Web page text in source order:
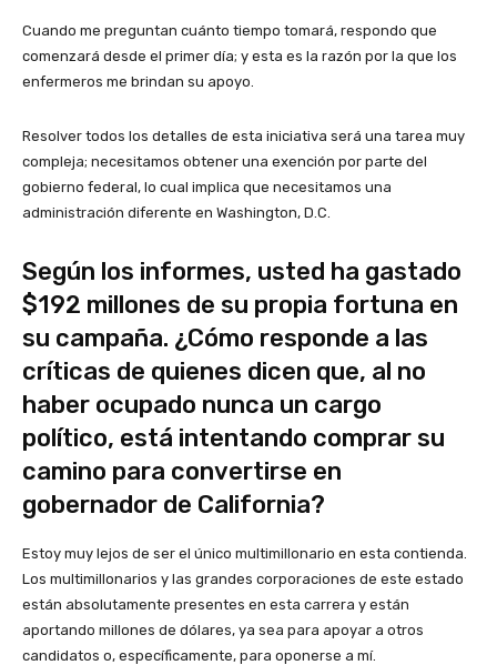
Cuando me preguntan cuánto tiempo tomará, respondo que
comenzará desde el primer día; y esta es la razón por la que los
enfermeros me brindan su apoyo.
Resolver todos los detalles de esta iniciativa será una tarea muy
compleja; necesitamos obtener una exención por parte del
gobierno federal, lo cual implica que necesitamos una
administración diferente en Washington, D.C.
Según los informes, usted ha gastado
$192 millones de su propia fortuna en
su campaña. ¿Cómo responde a las
críticas de quienes dicen que, al no
haber ocupado nunca un cargo
político, está intentando comprar su
camino para convertirse en
gobernador de California?
Estoy muy lejos de ser el único multimillonario en esta contienda.
Los multimillonarios y las grandes corporaciones de este estado
están absolutamente presentes en esta carrera y están
aportando millones de dólares, ya sea para apoyar a otros
candidatos o, específicamente, para oponerse a mí.